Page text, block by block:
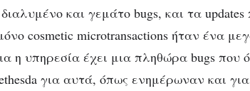
διαλυμένο και γεμάτο bugs, και τα
cosmetic microtransactions ήταν ένα
η υπηρεσία έχει μια πληθώρα bugs που
για αυτά, όπως ενημέρωναν και